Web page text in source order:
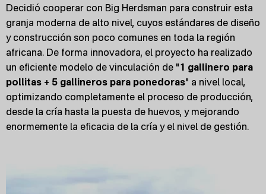
Decidió cooperar con Big Herdsman para construir esta
granja moderna de alto nivel, cuyos estándares de diseño
y construcción son poco comunes en toda la región
africana. De forma innovadora, el proyecto ha realizado
un eficiente modelo de vinculación de "1 gallinero para
pollitas + 5 gallineros para ponedoras" a nivel local,
optimizando completamente el proceso de producción,
desde la cría hasta la puesta de huevos, y mejorando
enormemente la eficacia de la cría y el nivel de gestión.